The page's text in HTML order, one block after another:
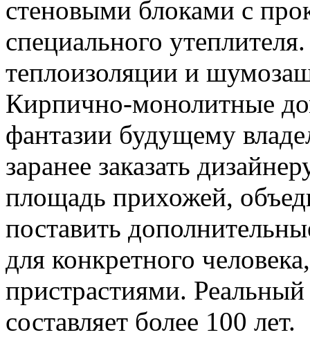
стеновыми блоками с
специального
теплоизоляции и
Кирпично-монолитные
фантазии будущему
заранее заказать
площадь прихожей,
поставить
для конкретного
пристрастиями.
составляет более 100 лет.